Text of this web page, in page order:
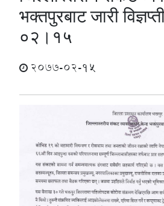
भक्तपुरबाट जारी
०२।१५
2077-02-15